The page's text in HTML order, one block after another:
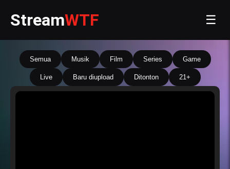
StreamWTF ☰
Semua Musik Film Series Game
Live Baru diupload Ditonton 21+